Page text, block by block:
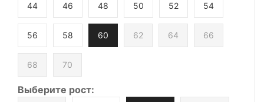
44 46 48 50 52 54
56 58 60 62 64 66
68 70
Выберите рост: